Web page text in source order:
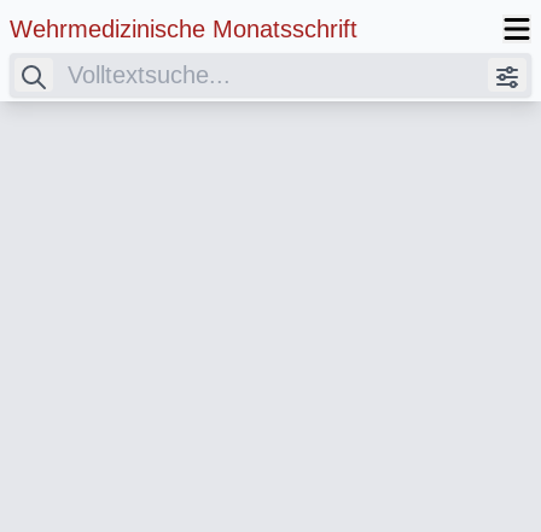
Wehrmedizinische Monatsschrift